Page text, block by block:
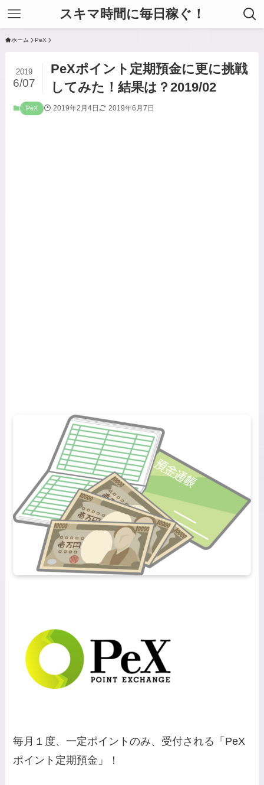
スキマ時間に毎日稼ぐ！
ホーム PeX
PeXポイント定期預金に更に挑戦
してみた！結果は？2019/02
2019
6/07
PeX 2019年2月4日 2019年6月7日
毎月１度、一定ポイントのみ、受付される「PeX
ポイント定期預金」！